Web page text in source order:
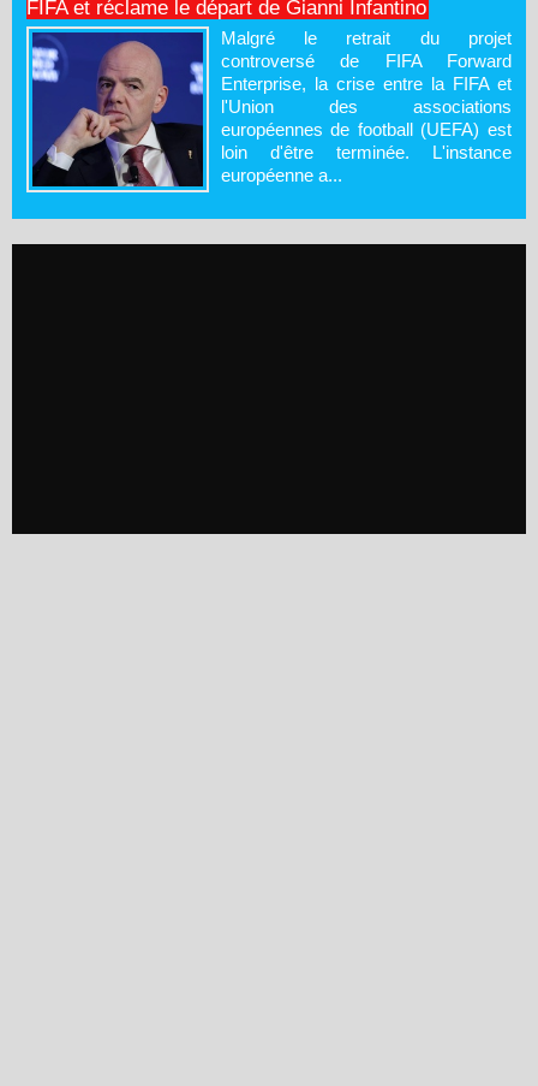
FIFA et réclame le départ de Gianni Infantino
Malgré le retrait du projet
controversé de FIFA Forward
Enterprise, la crise entre la FIFA et
l'Union des associations
européennes de football (UEFA) est
loin d'être terminée. L'instance
européenne a...